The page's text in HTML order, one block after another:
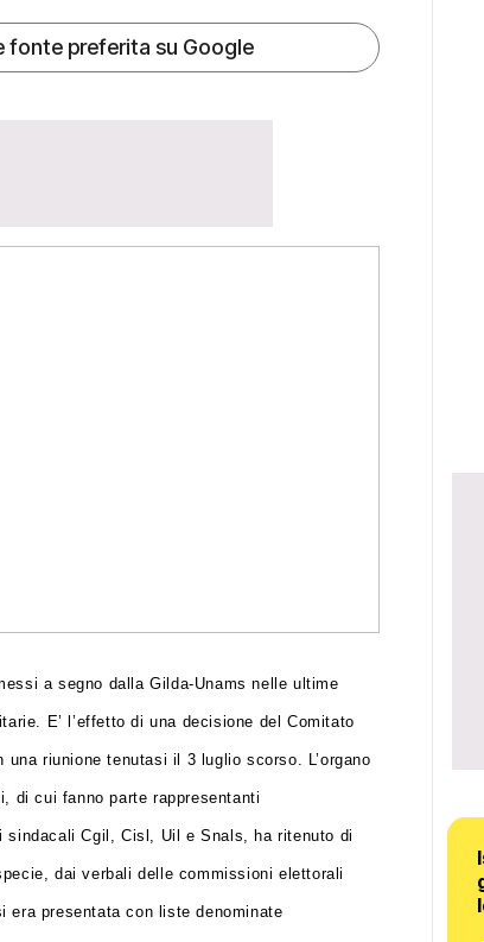
fonte preferita su Google
a segno dalla Gilda-Unams nelle ultime
E’ l’effetto di una decisione del Comitato
riunione tenutasi il 3 luglio scorso. L’organo
di cui fanno parte rappresentanti
sindacali Cgil, Cisl, Uil e Snals, ha ritenuto di
dai verbali delle commissioni elettorali
era presentata con liste denominate